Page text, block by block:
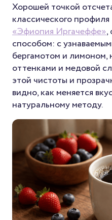
Хорошей точкой
классического
«Эфиопия Иргачеффе»,
способом: с
бергамотом и
оттенками и медовой
этой чистоты и
видно, как меняется
натуральному методу.